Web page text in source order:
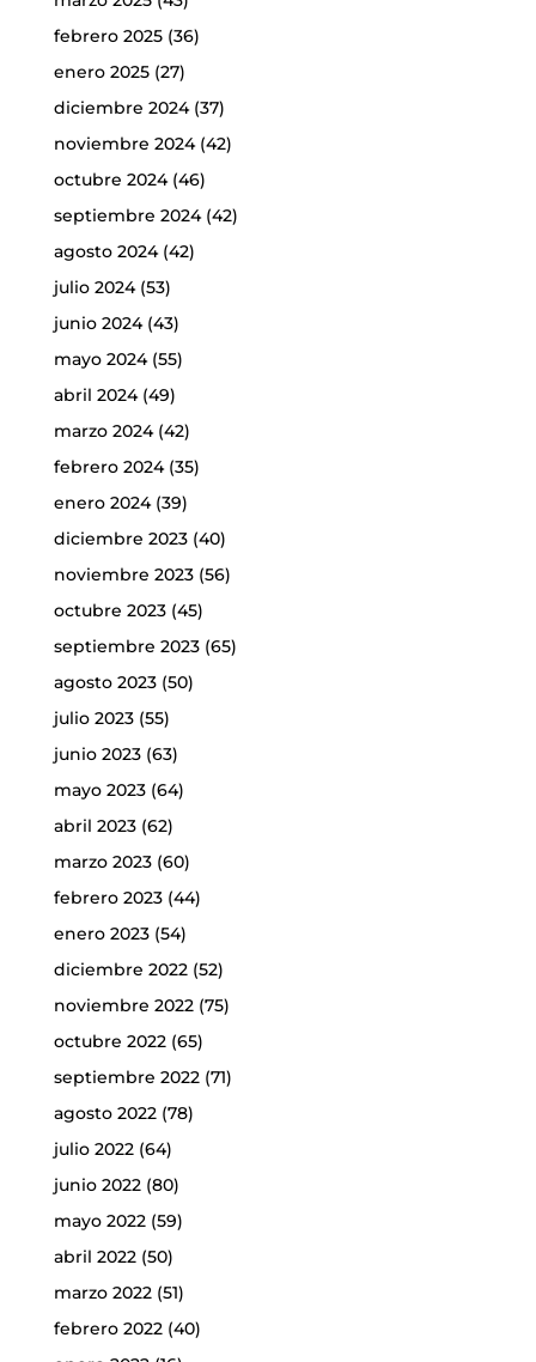
febrero 2025(36)
enero 2025(27)
diciembre 2024(37)
noviembre 2024(42)
octubre 2024(46)
septiembre 2024(42)
agosto 2024(42)
julio 2024(53)
junio 2024(43)
mayo 2024(55)
abril 2024(49)
marzo 2024(42)
febrero 2024(35)
enero 2024(39)
diciembre 2023(40)
noviembre 2023(56)
octubre 2023(45)
septiembre 2023(65)
agosto 2023(50)
julio 2023(55)
junio 2023(63)
mayo 2023(64)
abril 2023(62)
marzo 2023(60)
febrero 2023(44)
enero 2023(54)
diciembre 2022(52)
noviembre 2022(75)
octubre 2022(65)
septiembre 2022(71)
agosto 2022(78)
julio 2022(64)
junio 2022(80)
mayo 2022(59)
abril 2022(50)
marzo 2022(51)
febrero 2022(40)